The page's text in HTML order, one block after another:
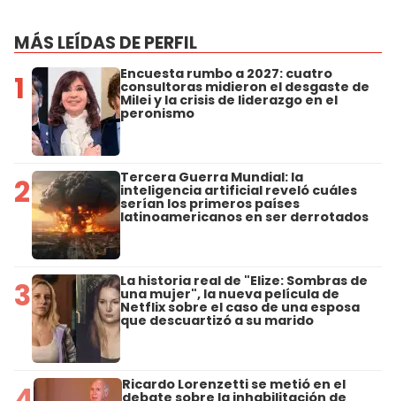
MÁS LEÍDAS DE PERFIL
1 Encuesta rumbo a 2027: cuatro
consultoras midieron el desgaste de
Milei y la crisis de liderazgo en el
peronismo
2 Tercera Guerra Mundial: la
inteligencia artificial reveló cuáles
serían los primeros países
latinoamericanos en ser derrotados
3 La historia real de "Elize: Sombras de
una mujer", la nueva película de
Netflix sobre el caso de una esposa
que descuartizó a su marido
Ricardo Lorenzetti se metió en el
debate sobre la inhabilitación de